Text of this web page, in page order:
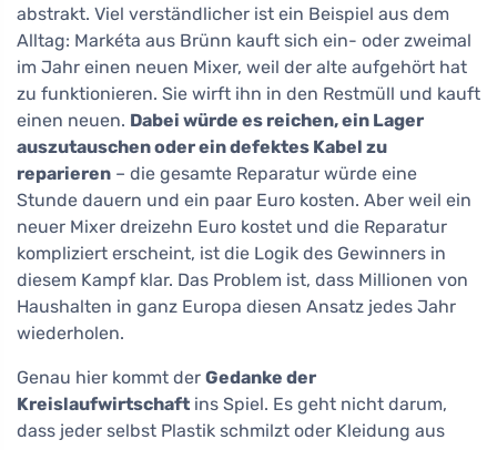
abstrakt. Viel verständlicher ist ein Beispiel aus dem
Alltag: Markéta aus Brünn kauft sich ein- oder zweimal
im Jahr einen neuen Mixer, weil der alte aufgehört hat
zu funktionieren. Sie wirft ihn in den Restmüll und kauft
einen neuen. Dabei würde es reichen, ein Lager
auszutauschen oder ein defektes Kabel zu
reparieren – die gesamte Reparatur würde eine
Stunde dauern und ein paar Euro kosten. Aber weil ein
neuer Mixer dreizehn Euro kostet und die Reparatur
kompliziert erscheint, ist die Logik des Gewinners in
diesem Kampf klar. Das Problem ist, dass Millionen von
Haushalten in ganz Europa diesen Ansatz jedes Jahr
wiederholen.
Genau hier kommt der Gedanke der
Kreislaufwirtschaft ins Spiel. Es geht nicht darum,
dass jeder selbst Plastik schmilzt oder Kleidung aus